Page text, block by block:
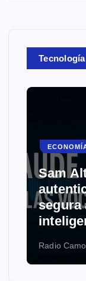
Tecnología
Sam
segura
Radio